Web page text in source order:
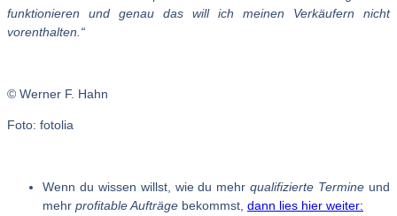
funktionieren und genau das will ich meinen Verkäufern nicht
vorenthalten.“
© Werner F. Hahn
Foto: fotolia
Wenn du wissen willst, wie du mehrqualifizierte Termine und
mehr profitable Aufträge bekommst, dann lies hier weiter: